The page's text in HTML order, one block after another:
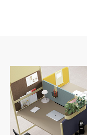
certains
https://clen.fr.
informations en
notamment
leur saisie. Il est
site https://
ces